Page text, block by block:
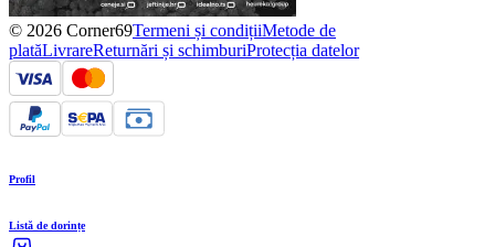
© 2026 Corner69Termeni și condițiiMetode de
platăLivrareReturnări și schimburiProtecția datelor
Profil
Listă de dorințe